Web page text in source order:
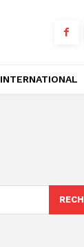
INTERNATIONAL